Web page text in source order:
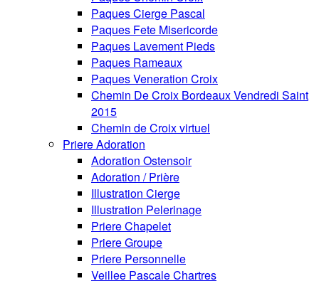
Paques Cierge Pascal
Paques Fete Misericorde
Paques Lavement Pieds
Paques Rameaux
Paques Veneration Croix
Chemin De Croix Bordeaux Vendredi Saint
2015
Chemin de Croix virtuel
Priere Adoration
Adoration Ostensoir
Adoration / Prière
Illustration Cierge
Illustration Pelerinage
Priere Chapelet
Priere Groupe
Priere Personnelle
Veillee Pascale Chartres